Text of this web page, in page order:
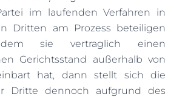
im laufenden Verfahren in
Dritten am Prozess beteiligen
sie vertraglich einen
Gerichtsstand außerhalb von
hat, dann stellt sich die
Dritte dennoch aufgrund des